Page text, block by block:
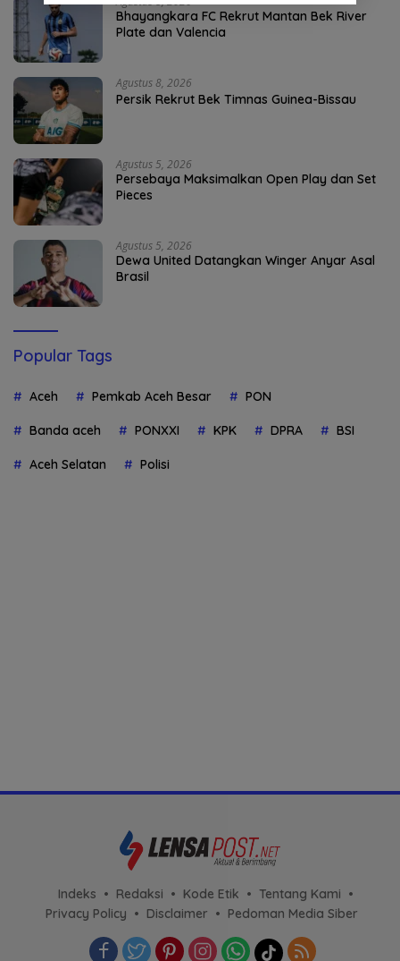
Bhayangkara FC Rekrut Mantan Bek River
Plate dan Valencia
Agustus 8, 2026
Persik Rekrut Bek Timnas Guinea-Bissau
Agustus 5, 2026
Persebaya Maksimalkan Open Play dan Set
Pieces
Agustus 5, 2026
Dewa United Datangkan Winger Anyar Asal
Brasil
Popular Tags
Aceh Pemkab Aceh Besar PON
Banda aceh PONXXI KPK DPRA BSI
Aceh Selatan Polisi
Indeks Redaksi Kode Etik
Tentang Kami
Privacy Policy
Disclaimer Pedoman Media Siber